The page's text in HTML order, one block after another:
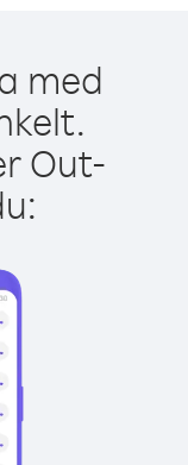
med
Out-